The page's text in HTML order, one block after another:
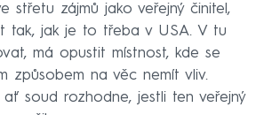
střetu zájmů jako veřejný činitel,
tak, jak je to třeba v USA. V tu
má opustit místnost, kde se
způsobem na věc nemít vliv.
soud rozhodne, jestli ten veřejný